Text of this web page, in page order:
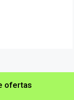
ofertas